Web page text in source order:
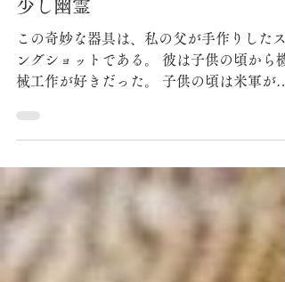
記憶
少し幽霊
この奇妙な器具は、私の父が手作りしたス
ングショットである。 彼は子供の頃から機
械工作が好きだった。 子供の頃は米軍が払
聞いたのは割と最近のことだ。俗に言う朝
戦争特需だ。...